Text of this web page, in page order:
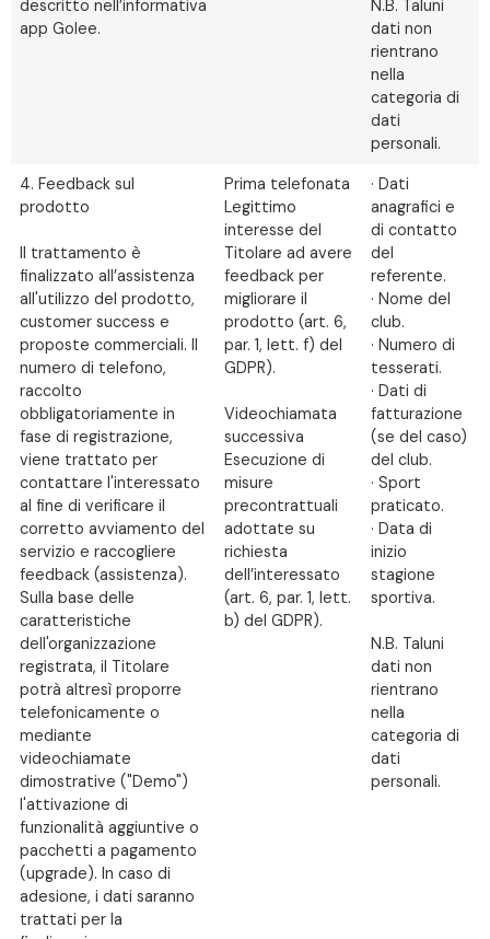
descritto nell’informativa
app Golee.
N.B. Taluni
dati non
rientrano
nella
categoria di
dati
personali.
4. Feedback sul
prodotto
Il trattamento è
finalizzato all’assistenza
all'utilizzo del prodotto,
customer success e
proposte commerciali. Il
numero di telefono,
raccolto
obbligatoriamente in
fase di registrazione,
viene trattato per
contattare l'interessato
al fine di verificare il
corretto avviamento del
servizio e raccogliere
feedback (assistenza).
Sulla base delle
caratteristiche
dell'organizzazione
registrata, il Titolare
potrà altresì proporre
telefonicamente o
mediante
videochiamate
dimostrative ("Demo")
l'attivazione di
funzionalità aggiuntive o
pacchetti a pagamento
(upgrade). In caso di
adesione, i dati saranno
trattati per la
Prima telefonata
Legittimo
interesse del
Titolare ad avere
feedback per
migliorare il
prodotto (art. 6,
par. 1, lett. f) del
GDPR).
Videochiamata
successiva
Esecuzione di
misure
precontrattuali
adottate su
richiesta
dell’interessato
(art. 6, par. 1, lett.
b) del GDPR).
· Dati
anagrafici e
di contatto
del
referente.
· Nome del
club.
· Numero di
tesserati.
· Dati di
fatturazione
(se del caso)
del club.
· Sport
praticato.
· Data di
inizio
stagione
sportiva.
N.B. Taluni
dati non
rientrano
nella
categoria di
dati
personali.